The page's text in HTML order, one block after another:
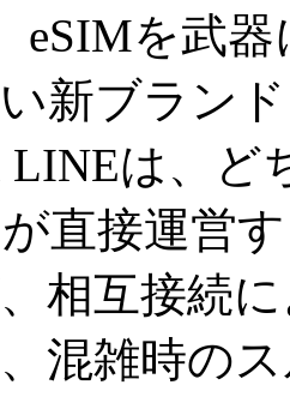
eSIMを武
新ブラン
LINEは、
直接運営
相互接続
混雑時の